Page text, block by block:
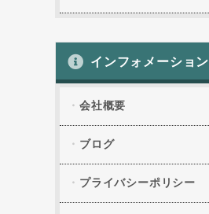
インフォメーション
会社概要
ブログ
プライバシーポリシー